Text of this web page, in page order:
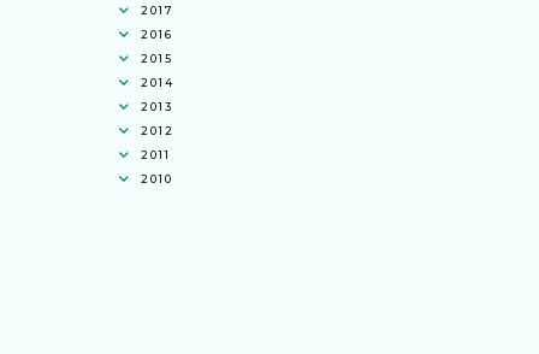
2017
2016
2015
2014
2013
2012
2011
2010